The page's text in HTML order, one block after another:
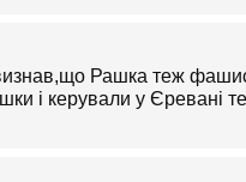
Рашка теж
і керували у Єревані